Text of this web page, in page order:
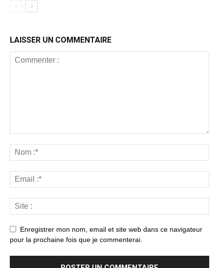
LAISSER UN COMMENTAIRE
Enregistrer mon nom, email et site web dans ce navigateur
pour la prochaine fois que je commenterai.